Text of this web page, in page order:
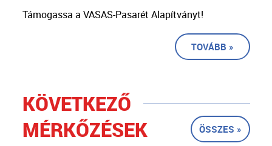
Támogassa a VASAS-Pasarét Alapítványt!
TOVÁBB »
KÖVETKEZŐ
MÉRKŐZÉSEK
ÖSSZES »